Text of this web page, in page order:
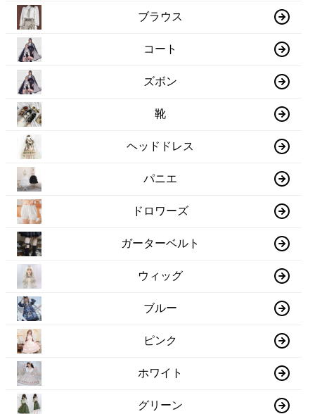
ブラウス
コート
ズボン
靴
ヘッドドレス
パニエ
ドロワーズ
ガーターベルト
ウィッグ
ブルー
ピンク
ホワイト
グリーン